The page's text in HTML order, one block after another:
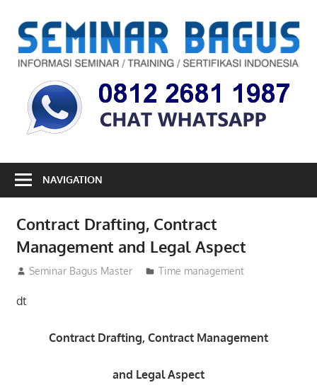
content
Informasi
Seminar,
Training
dan
Indonesia
NAVIGATION
Contract Drafting, Contract
Management and Legal Aspect
07/09/2012
Seminar Bagus Master Time management
dt
Contract Drafting, Contract Management
and Legal Aspect